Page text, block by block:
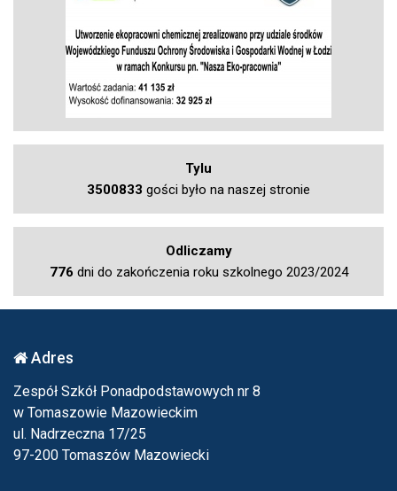
Tylu
3500833 gości było na naszej stronie
Odliczamy
776 dni do zakończenia roku szkolnego 2023/2024
Adres
Zespół Szkół Ponadpodstawowych nr 8
w Tomaszowie Mazowieckim
ul. Nadrzeczna 17/25
97-200 Tomaszów Mazowiecki